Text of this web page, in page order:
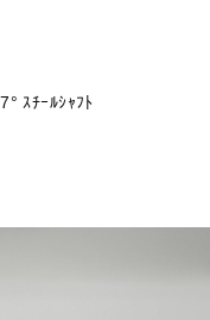
X-ACT TANK ﾚﾃﾞｨｽ WG 37° ｽﾁｰﾙｼｬﾌﾄ